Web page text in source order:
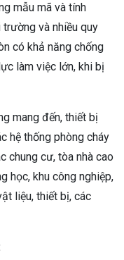
mẫu mã và tính
và nhiều quy
có khả năng chống
làm việc lớn, khi bị
mang đến, thiết bị
hệ thống phòng cháy
chung cư, tòa nhà cao
học, khu công nghiệp,
liệu, thiết bị, các